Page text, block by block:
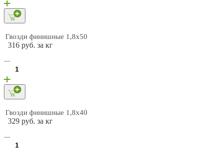
Гвозди финишные 1,8х50
316 руб. за кг
Гвозди финишные 1,8х40
329 руб. за кг